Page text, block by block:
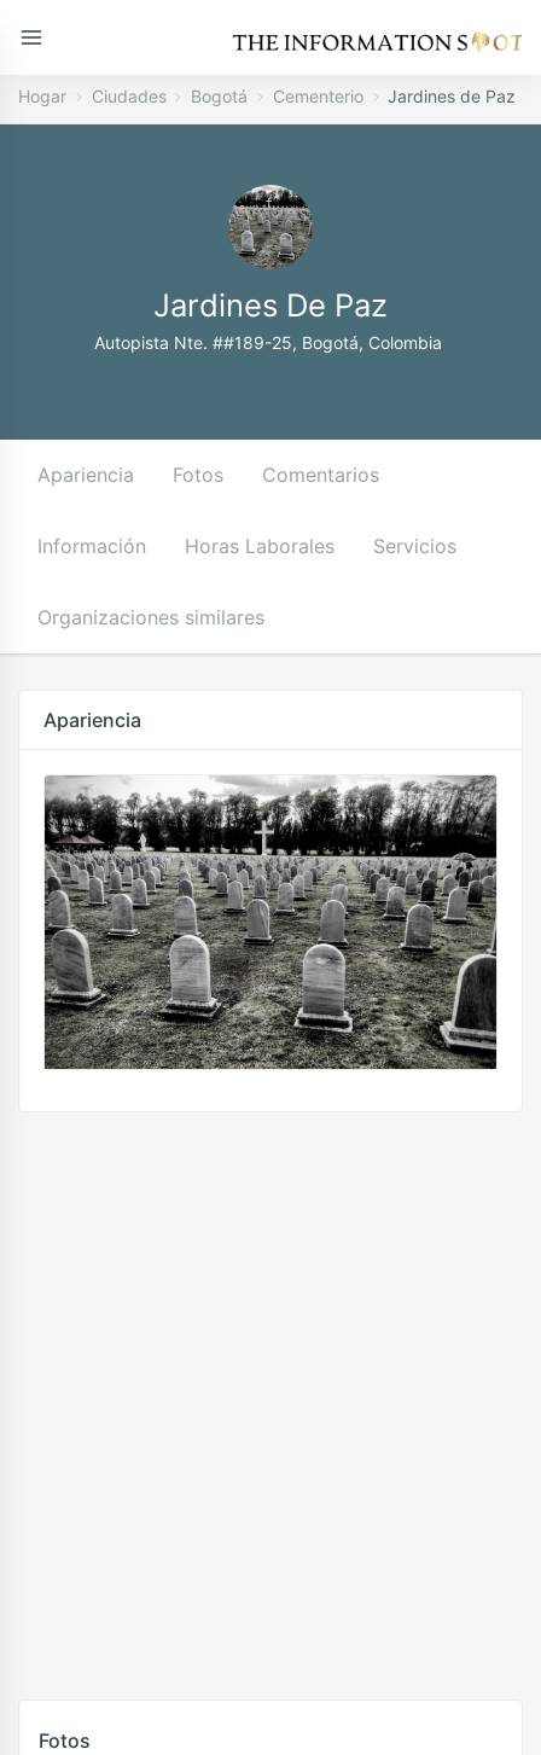
Hogar Ciudades Bogotá Cementerio Jardines de Paz
Jardines De Paz
Autopista Nte. ##189-25, Bogotá, Colombia
Apariencia Fotos Comentarios
Información Horas Laborales Servicios
Organizaciones similares
Apariencia
Fotos